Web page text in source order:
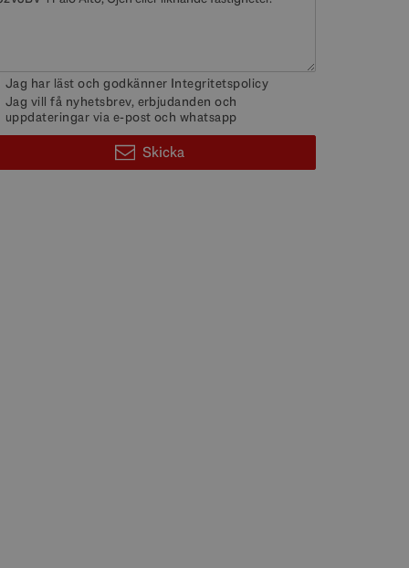
Jag har läst och godkänner Integritetspolicy
Jag vill få nyhetsbrev, erbjudanden och
uppdateringar via e-post och whatsapp
Skicka